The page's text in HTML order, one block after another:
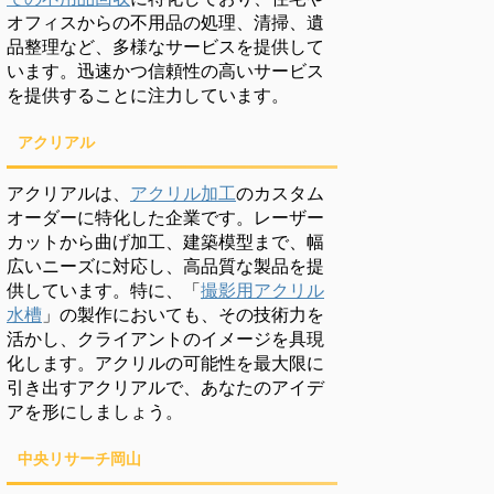
オフィスからの不用品の処理、清掃、遺
品整理など、多様なサービスを提供して
います。迅速かつ信頼性の高いサービス
を提供することに注力しています。
アクリアル
アクリアルは、 アクリル加工のカスタム
オーダーに特化した企業です。レーザー
カットから曲げ加工、建築模型まで、幅
広いニーズに対応し、高品質な製品を提
供しています。特に、「撮影用アクリル
水槽 」の製作においても、その技術力を
活かし、クライアントのイメージを具現
化します。アクリルの可能性を最大限に
引き出すアクリアルで、あなたのアイデ
アを形にしましょう。
中央リサーチ岡山